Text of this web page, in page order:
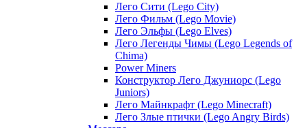
Лего Сити (Lego City)
Лего Фильм (Lego Movie)
Лего Эльфы (Lego Elves)
Лего Легенды Чимы (Lego Legends of
Chima)
Power Miners
Конструктор Лего Джуниорс (Lego
Juniors)
Лего Майнкрафт (Lego Minecraft)
Лего Злые птички (Lego Angry Birds)